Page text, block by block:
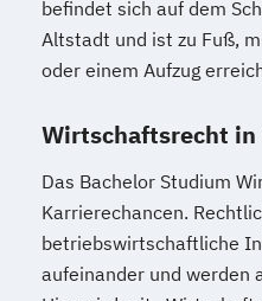
befindet sich auf dem
Altstadt und ist zu Fuß,
oder einem Aufzug
Wirtschaftsrecht in
Das Bachelor Studium
Karrierechancen.
betriebswirtschaftliche
aufeinander und werden